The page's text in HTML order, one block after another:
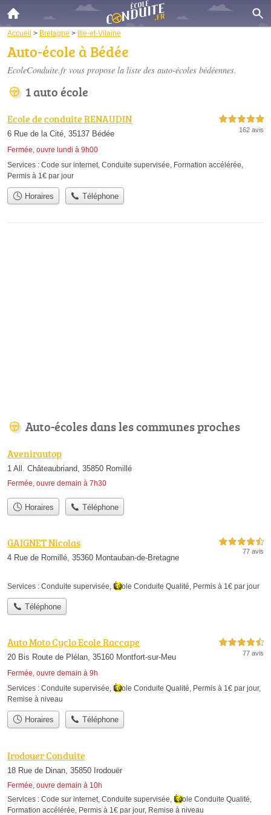
Accueil > Bretagne > Ille-et-Vilaine
Auto-école à Bédée
EcoleConduite.fr vous propose la liste des auto-écoles bédéennes.
1 auto école
Ecole de conduite RENAUDIN
6 Rue de la Cité, 35137 Bédée
Fermée, ouvre lundi à 9h00
5,0 étoiles sur 5
162 avis
Services : Code sur internet, Conduite supervisée, Formation accélérée,
Permis à 1€ par jour
Horaires Téléphone
Auto-écoles dans les communes proches
Avenirautop
1 All. Châteaubriand, 35850 Romillé
Fermée, ouvre demain à 7h30
Horaires Téléphone
GAIGNET Nicolas
4 Rue de Romillé, 35360 Montauban-de-Bretagne
4,5 étoiles sur 5
77 avis
Services : Conduite supervisée École Conduite Qualité Permis à 1€ par jour
Téléphone
Auto Moto Cyclo Ecole Raccape
20 Bis Route de Plélan, 35160 Montfort-sur-Meu
Fermée, ouvre demain à 9h
4,5 étoiles sur 5
77 avis
Services : Conduite supervisée, École Conduite Qualité, Permis à 1€ par jour,
Remise à niveau
Horaires Téléphone
Irodouer Conduite
18 Rue de Dinan, 35850 Irodouër
Fermée, ouvre demain à 10h
Services : Code sur internet Conduite supervisée École Conduite Qualité
Formation accélérée Permis à 1€ par jour, Remise à niveau